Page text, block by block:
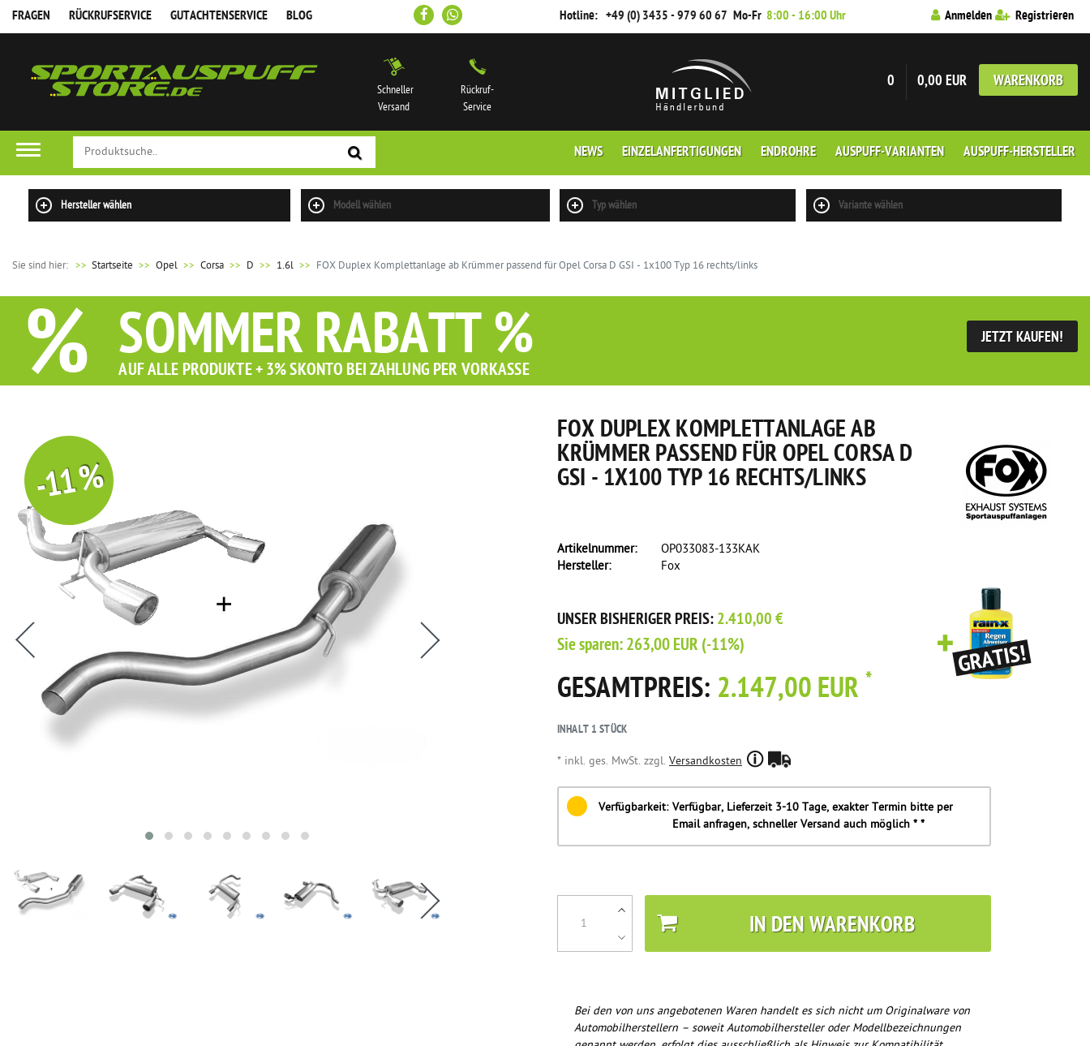
FRAGEN RÜCKRUFSERVICE GUTACHTENSERVICE BLOG Hotline: +49 (0) 3435 - 979 60 67 Mo-Fr 8:00 - 16:00 Uhr Anmelden Registrieren
0 0,00 EUR WARENKORB
Schneller
Versand
Rückruf-
Service
NEWS EINZELANFERTIGUNGEN ENDROHRE AUSPUFF-VARIANTEN AUSPUFF-HERSTELLER
Hersteller wählen Modell wählen Typ wählen Variante wählen
Sie sind hier: >> Startseite Opel Corsa D 1.6l FOX Duplex Komplettanlage ab Krümmer passend für Opel Corsa D GSI - 1x100 Typ 16 rechts/links
% SOMMER RABATT %
AUF ALLE PRODUKTE + 3% SKONTO BEI ZAHLUNG PER VORKASSE
JETZT KAUFEN!
-11 %
FOX DUPLEX KOMPLETTANLAGE AB
KRÜMMER PASSEND FÜR OPEL CORSA D
GSI - 1X100 TYP 16 RECHTS/LINKS
Artikelnummer:
OP033083-133KAK
Hersteller:
Fox
UNSER BISHERIGER PREIS:2.410,00 €
Sie sparen:263,00 EUR(-11%)
GESAMTPREIS: 2.147,00 EUR *
INHALT 1STÜCK
* inkl. ges. MwSt. zzgl. Versandkosten
Sie erhalten Sie beim Kauf diesen Artikel Gratis eine Flasche Rain-X Regenabweiser!
Verfügbarkeit: Verfügbar, Lieferzeit 3-10 Tage, exakter Termin bitte per
Email anfragen, schneller Versand auch möglich * *
IN DEN WARENKORB
Bei den von uns angebotenen Waren handelt es sich nicht um Originalware von
Automobilherstellern – soweit Automobilhersteller oder Modellbezeichnungen